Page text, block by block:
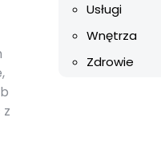
Usługi
Wnętrza
Zdrowie